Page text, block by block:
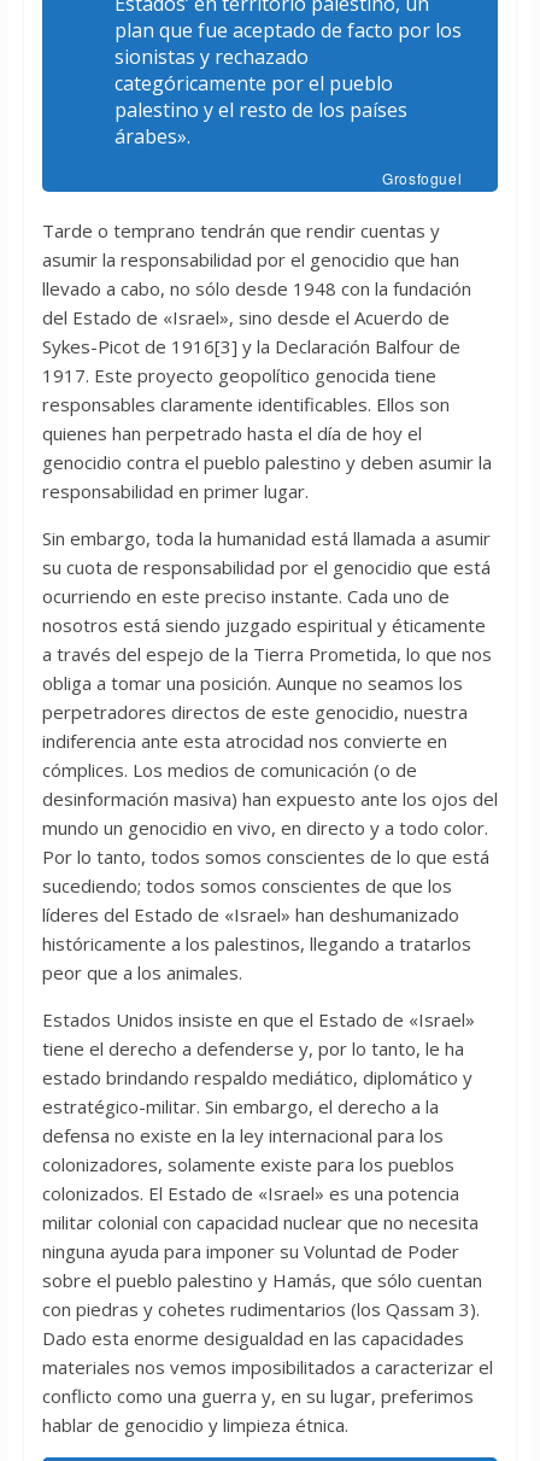
plan que fue aceptado de facto por los
sionistas y rechazado
categóricamente por el pueblo
palestino y el resto de los países
árabes».
Grosfoguel
Tarde o temprano tendrán que rendir cuentas y
asumir la responsabilidad por el genocidio que han
llevado a cabo, no sólo desde 1948 con la fundación
del Estado de «Israel», sino desde el Acuerdo de
Sykes-Picot de 1916[3] y la Declaración Balfour de
1917. Este proyecto geopolítico genocida tiene
responsables claramente identificables. Ellos son
quienes han perpetrado hasta el día de hoy el
genocidio contra el pueblo palestino y deben asumir la
responsabilidad en primer lugar.
Sin embargo, toda la humanidad está llamada a asumir
su cuota de responsabilidad por el genocidio que está
ocurriendo en este preciso instante. Cada uno de
nosotros está siendo juzgado espiritual y éticamente
a través del espejo de la Tierra Prometida, lo que nos
obliga a tomar una posición. Aunque no seamos los
perpetradores directos de este genocidio, nuestra
indiferencia ante esta atrocidad nos convierte en
cómplices. Los medios de comunicación (o de
desinformación masiva) han expuesto ante los ojos del
mundo un genocidio en vivo, en directo y a todo color.
Por lo tanto, todos somos conscientes de lo que está
sucediendo; todos somos conscientes de que los
líderes del Estado de «Israel» han deshumanizado
históricamente a los palestinos, llegando a tratarlos
peor que a los animales.
Estados Unidos insiste en que el Estado de «Israel»
tiene el derecho a defenderse y, por lo tanto, le ha
estado brindando respaldo mediático, diplomático y
estratégico-militar. Sin embargo, el derecho a la
defensa no existe en la ley internacional para los
colonizadores, solamente existe para los pueblos
colonizados. El Estado de «Israel» es una potencia
militar colonial con capacidad nuclear que no necesita
ninguna ayuda para imponer su Voluntad de Poder
sobre el pueblo palestino y Hamás, que sólo cuentan
con piedras y cohetes rudimentarios (los Qassam 3).
Dado esta enorme desigualdad en las capacidades
materiales nos vemos imposibilitados a caracterizar el
conflicto como una guerra y, en su lugar, preferimos
hablar de genocidio y limpieza étnica.